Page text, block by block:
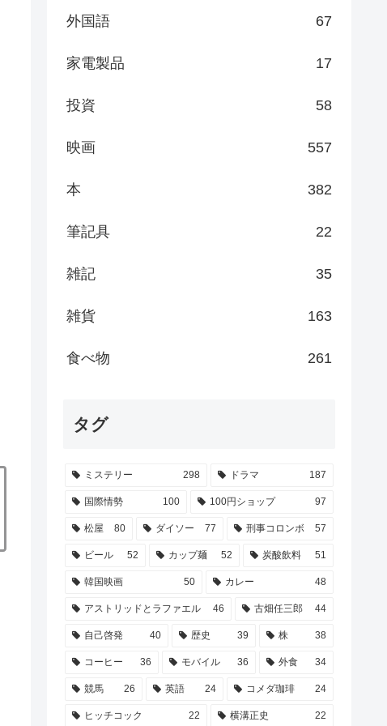
外国語 67
家電製品 17
投資 58
映画 557
本 382
筆記具 22
雑記 35
雑貨 163
食べ物 261
タグ
ミステリー 298 ドラマ 187
国際情勢 100 100円ショップ 97
松屋 80 ダイソー 77 刑事コロンボ 57
ビール 52 カップ麺 52 炭酸飲料 51
韓国映画 50 カレー 48
アストリッドとラファエル 46 古畑任三郎 44
自己啓発 40 歴史 39 株 38
コーヒー 36 モバイル 36 外食 34
競馬 26 英語 24 コメダ珈琲 24
ヒッチコック 22 横溝正史 22